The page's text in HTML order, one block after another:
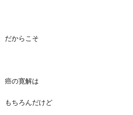
だからこそ
癌の寛解は
もちろんだけど